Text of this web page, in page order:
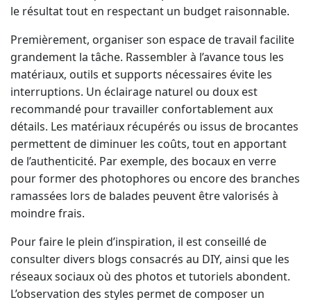
Premièrement, organiser son espace de travail facilite
grandement la tâche. Rassembler à l’avance tous les
matériaux, outils et supports nécessaires évite les
interruptions. Un éclairage naturel ou doux est
recommandé pour travailler confortablement aux
détails. Les matériaux récupérés ou issus de brocantes
permettent de diminuer les coûts, tout en apportant
de l’authenticité. Par exemple, des bocaux en verre
pour former des photophores ou encore des branches
ramassées lors de balades peuvent être valorisés à
moindre frais.
Pour faire le plein d’inspiration, il est conseillé de
consulter divers blogs consacrés au DIY, ainsi que les
réseaux sociaux où des photos et tutoriels abondent.
L’observation des styles permet de composer un
mélange personnel respectant les règles de base du